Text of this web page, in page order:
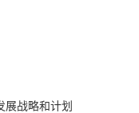
战略和计划